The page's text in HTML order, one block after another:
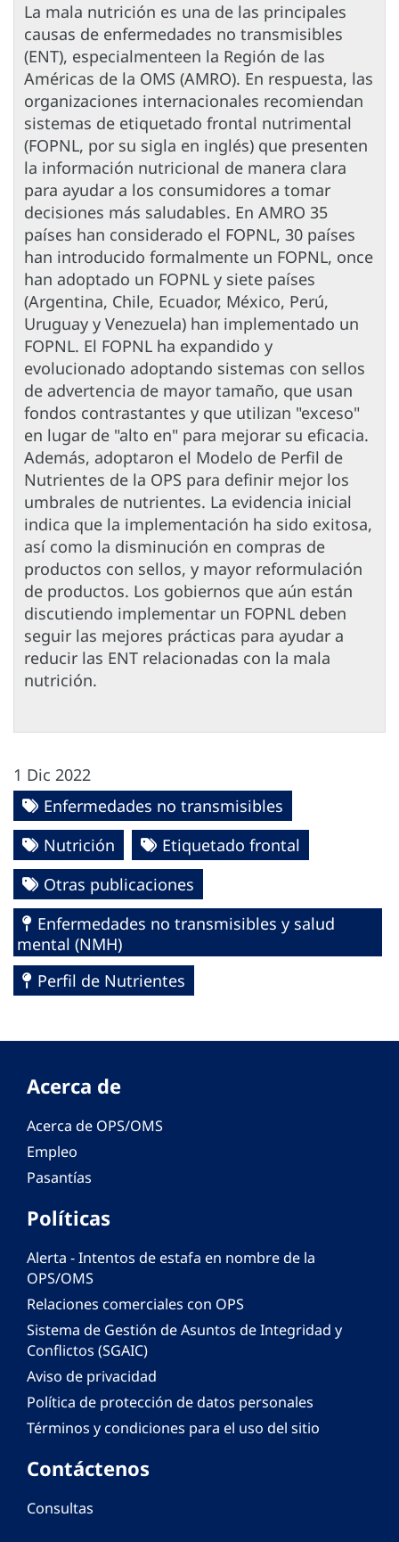
La mala nutrición es una de las principales
causas de enfermedades no transmisibles
(ENT), especialmenteen la Región de las
Américas de la OMS (AMRO). En respuesta, las
organizaciones internacionales recomiendan
sistemas de etiquetado frontal nutrimental
(FOPNL, por su sigla en inglés) que presenten
la información nutricional de manera clara
para ayudar a los consumidores a tomar
decisiones más saludables. En AMRO 35
países han considerado el FOPNL, 30 países
han introducido formalmente un FOPNL, once
han adoptado un FOPNL y siete países
(Argentina, Chile, Ecuador, México, Perú,
Uruguay y Venezuela) han implementado un
FOPNL. El FOPNL ha expandido y
evolucionado adoptando sistemas con sellos
de advertencia de mayor tamaño, que usan
fondos contrastantes y que utilizan "exceso"
en lugar de "alto en" para mejorar su eficacia.
Además, adoptaron el Modelo de Perfil de
Nutrientes de la OPS para definir mejor los
umbrales de nutrientes. La evidencia inicial
indica que la implementación ha sido exitosa,
así como la disminución en compras de
productos con sellos, y mayor reformulación
de productos. Los gobiernos que aún están
discutiendo implementar un FOPNL deben
seguir las mejores prácticas para ayudar a
reducir las ENT relacionadas con la mala
nutrición.
1 Dic 2022
Enfermedades no transmisibles
Nutrición
Etiquetado frontal
Otras publicaciones
Enfermedades no transmisibles y salud
mental (NMH)
Perfil de Nutrientes
Acerca de
Acerca de OPS/OMS
Empleo
Pasantías
Políticas
Alerta - Intentos de estafa en nombre de la
OPS/OMS
Relaciones comerciales con OPS
Sistema de Gestión de Asuntos de Integridad y
Conflictos (SGAIC)
Aviso de privacidad
Política de protección de datos personales
Términos y condiciones para el uso del sitio
Contáctenos
Consultas